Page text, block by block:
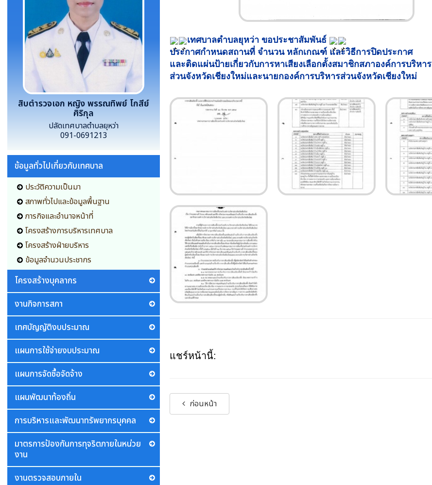
สิบตำรวจเอก หญิง พรรณทิพย์ โกสีย์
ศิริกุล
ปลัดเทศบาลตำบลยุหว่า
091-0691213
ข้อมูลทั่วไปเกี่ยวกับเทศบาล
ประวัติความเป็นมา
สภาพทั่วไปและข้อมูลพื้นฐาน
ภารกิจและอำนาจหน้าที่
โครงสร้างการบริหารเทศบาล
โครงสร้างฝ่ายบริหาร
ข้อมูลจำนวนประชากร
โครงสร้างบุคลากร
งานกิจการสภา
เทศบัญญัติงบประมาณ
แผนการใช้จ่ายงบประมาณ
แผนการจัดซื้อจัดจ้าง
แผนพัฒนาท้องถิ่น
การบริหารและพัฒนาทรัพยากรบุคคล
มาตรการป้องกันการทุจริตภายในหน่วย
งาน
งานตรวจสอบภายใน
เทศบาลตำบลยุหว่า ขอประชาสัมพันธ์
ประกาศกำหนดสถานที่ จำนวน หลักเกณฑ์ และวิธีการปิดประกาศ
และติดแผ่นป้ายเกี่ยวกับการหาเสียงเลือกตั้งสมาชิกสภาองค์การบริหาร
ส่วนจังหวัดเชียงใหม่และนายกองค์การบริหารส่วนจังหวัดเชียงใหม่
แชร์หน้านี้:
ก่อนหน้า